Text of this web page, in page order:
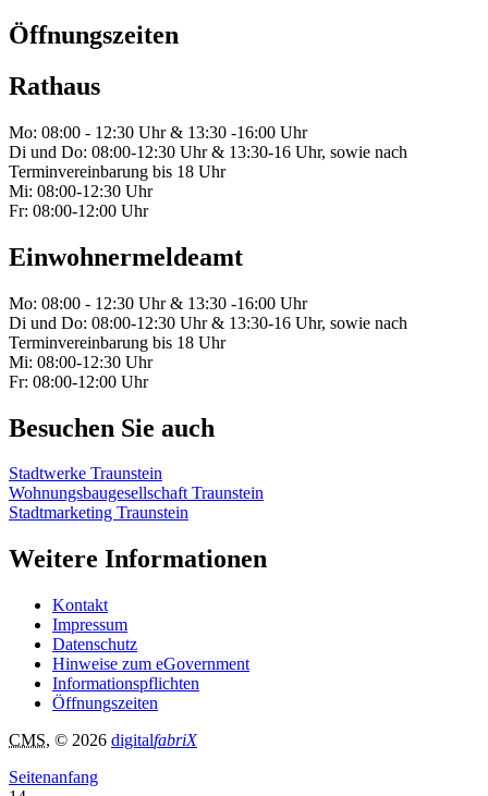
Öffnungszeiten
Rathaus
Mo: 08:00 - 12:30 Uhr & 13:30 -16:00 Uhr
Di und Do: 08:00-12:30 Uhr & 13:30-16 Uhr, sowie nach
Terminvereinbarung bis 18 Uhr
Mi: 08:00-12:30 Uhr
Fr: 08:00-12:00 Uhr
Einwohnermeldeamt
Mo: 08:00 - 12:30 Uhr & 13:30 -16:00 Uhr
Di und Do: 08:00-12:30 Uhr & 13:30-16 Uhr, sowie nach
Terminvereinbarung bis 18 Uhr
Mi: 08:00-12:30 Uhr
Fr: 08:00-12:00 Uhr
Besuchen Sie auch
Stadtwerke Traunstein
Wohnungsbaugesellschaft Traunstein
Stadtmarketing Traunstein
Weitere Informationen
Kontakt
Impressum
Datenschutz
Hinweise zum eGovernment
Informationspflichten
Öffnungszeiten
CMS, © 2026 digitalfabriX
Seitenanfang